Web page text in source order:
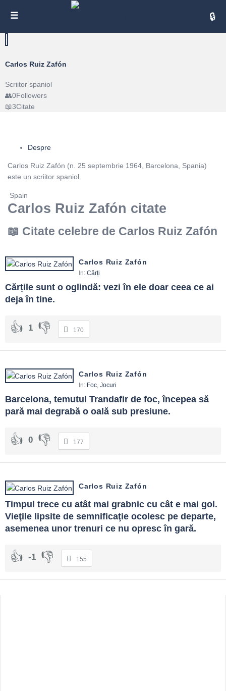
Carlos Ruiz Zafón
Scriitor spaniol
0Followers
3Citate
Despre
Carlos Ruiz Zafón (n. 25 septembrie 1964, Barcelona, Spania)
este un scriitor spaniol.
Spain
Carlos Ruiz Zafón citate
Citate celebre de Carlos Ruiz Zafón
Carlos Ruiz Zafón
In: Cărți
Cărțile sunt o oglindă: vezi în ele doar ceea ce ai
deja în tine.
1 170
Carlos Ruiz Zafón
In: Foc, Jocuri
Barcelona, temutul Trandafir de foc, începea să
pară mai degrabă o oală sub presiune.
0 177
Carlos Ruiz Zafón
Timpul trece cu atât mai grabnic cu cât e mai gol.
Vieţile lipsite de semnificaţie ocolesc pe departe,
asemenea unor trenuri ce nu opresc în gară.
-1 155